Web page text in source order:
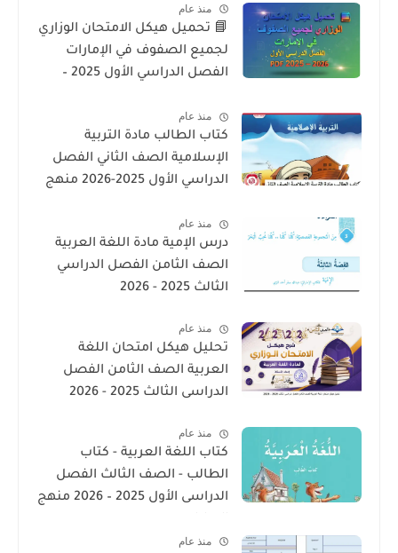
منذ عام
📘 تحميل هيكل الامتحان الوزاري
لجميع الصفوف في الإمارات
الفصل الدراسي الأول 2025 –
منذ عام
كتاب الطالب مادة التربية
الإسلامية الصف الثاني الفصل
الدراسي الأول 2025-2026 منهج
منذ عام
درس الإمية مادة اللغة العربية
الصف الثامن الفصل الدراسي
الثالث 2025 - 2026
منذ عام
تحليل هيكل امتحان اللغة
العربية الصف الثامن الفصل
الدراسى الثالث 2025 - 2026
منذ عام
كتاب اللغة العربية - كتاب
الطالب - الصف الثالث الفصل
الدراسى الأول 2025 – 2026 منهج
منذ عام